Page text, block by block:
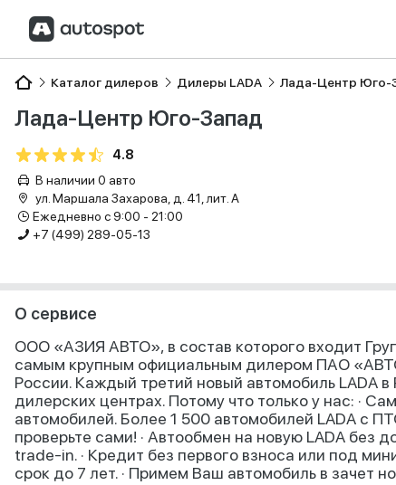
Каталог дилеров Дилеры LADA Лада-Центр Юго-
Лада-Центр Юго-Запад
4.8
В наличии 0 авто
ул. Маршала Захарова, д. 41, лит. А
Ежедневно с 9:00 - 21:00
+7 (499) 289-05-13
О сервисе
ООО «АЗИЯ АВТО», в состав которого входит
самым крупным официальным дилером ПАО
России. Каждый третий новый автомобиль LADA
дилерских центрах. Потому что только у нас: ·
автомобилей. Более 1 500 автомобилей LADA с
проверьте сами! · Автообмен на новую LADA без
trade-in. · Кредит без первого взноса или под
срок до 7 лет. · Примем Ваш автомобиль в зачет